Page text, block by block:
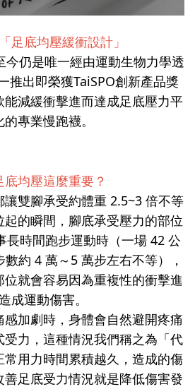
足底均壓緩衝設計」
仍是唯一經由運動生物力學透
推出即榮獲TaiSPO創新產品獎
減緩衝擊進而達成足底壓力平
專業慢跑襪。
底均壓這麼重要？
雙腳承受約體重 2.5~3 倍不等
的瞬間，腳底承受壓力的部位
長時間跑步運動時（一場 42 公
約 4 萬～5 萬步左右不等），
就會容易因為重複性的衝擊進
成運動傷害。
加劇時，身體會自然避開疼痛
力，這種情況我們稱之為「代
用力時間累積越久，造成的傷
足底受力情況就是降低傷害發